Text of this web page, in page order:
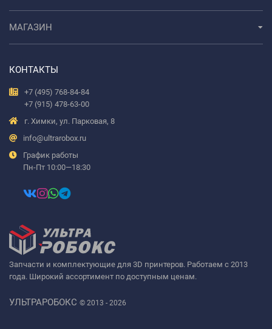
Запчасти и комплектующие для 3D принтеров. Работаем с 2013
года. Широкий ассортимент по доступным ценам.
УЛЬТРАРОБОКС © 2013 - 2026
МАГАЗИН
КОНТАКТЫ
+7 (495) 768-84-84
+7 (915) 478-63-00
г. Химки, ул. Парковая, 8
info@ultrarobox.ru
График работы
Пн-Пт 10:00—18:30